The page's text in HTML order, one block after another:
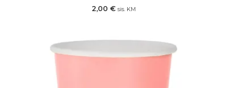
2,00 € sis. KM